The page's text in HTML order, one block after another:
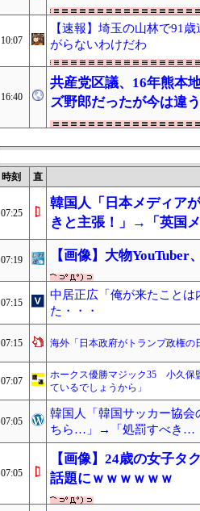
10:07
【速報】埼玉の山林で91
がらないわけだわ
16:40
共産党区議、16年熊本
ズ野郎だったが今は違
時刻
直
07:25
韓国人「日本メディア
きと主張！」→「英国
07:19 【画像】大物
07:15
中居正広「俺が来たこと
た・・・
07:15 海外「日本政府がトランプ政権
07:07
ホークス優勝マジック35 小久保
ているでしょうから」
07:05
韓国人「韓国サッカー協会
ちら…」→「処罰すべき…
07:05
【画像】24歳の女子タ
話題にｗｗｗｗｗｗ